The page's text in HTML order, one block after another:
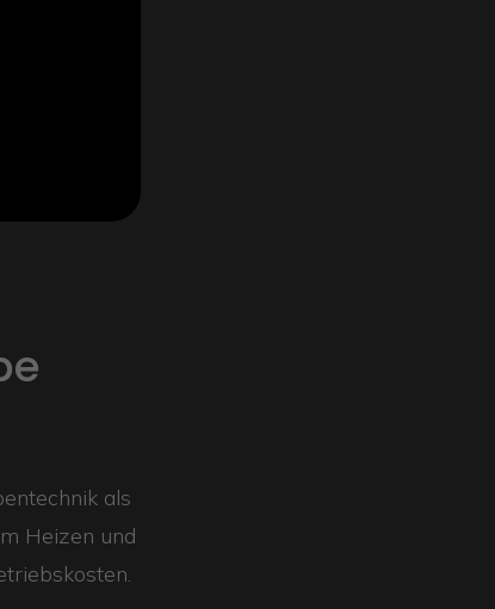
als
Heizen und